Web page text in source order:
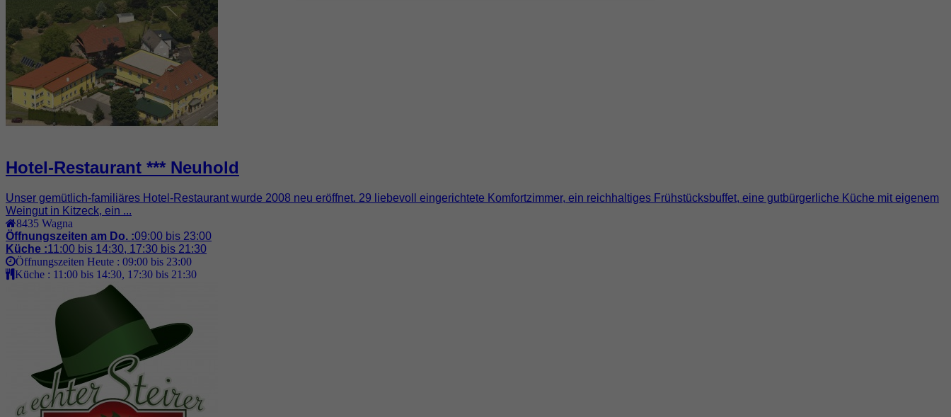
Hotel-Restaurant *** Neuhold
Unser gemütlich-familiäres Hotel-Restaurant wurde 2008 neu eröffnet. 29 liebevoll eingerichtete Komfortzimmer, ein reichhaltiges Frühstücksbuffet, eine gutbürgerliche Küche mit eigenem
Weingut in Kitzeck, ein ...
8435 Wagna
Öffnungszeiten am Do. :09:00 bis 23:00
Küche :11:00 bis 14:30, 17:30 bis 21:30
Öffnungszeiten Heute : 09:00 bis 23:00
Küche : 11:00 bis 14:30, 17:30 bis 21:30